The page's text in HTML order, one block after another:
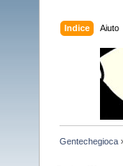
Indice Aiuto
Gentechegioca